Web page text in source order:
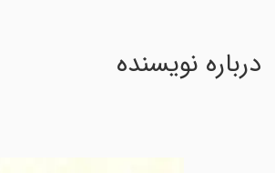
درباره نویسنده